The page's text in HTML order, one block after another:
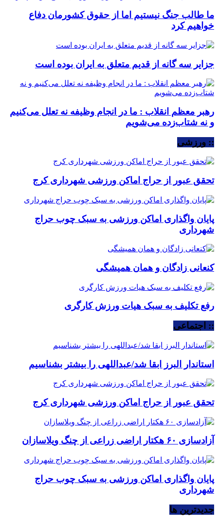
ما طالب جنگ نیستیم اما از حقوق کشورمان دفاع
خواهیم کرد
جزایر سه گانه از قدیم متعلق به ایران بوده است
رهبر معظم انقلاب : ما در انجام وظیفه نه تعلل می‌کنیم
و نه شتاب‌زده می‌شویم
:: ورزشی
تحقق عبور از حراج اماکن ورزشی شهرداری کرج
پایان واگذاری اماکن ورزشی به سبک چوب حراج
شهرداری
کنعانی زادگان و همان همیشگی
رفع تکلیف به سبک هیات ورزش کارگری
:: اجتماعی
استاندار البرز ابقا شد/عبداللهی را بیشتر بشناسیم
تحقق عبور از حراج اماکن ورزشی شهرداری کرج
آزادسازی ۶۰ هکتار اراضی زراعی از چنگ ویلاسازان
پایان واگذاری اماکن ورزشی به سبک چوب حراج
شهرداری
جديدترين ها